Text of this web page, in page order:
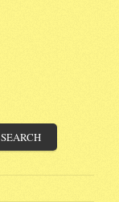
SEARCH